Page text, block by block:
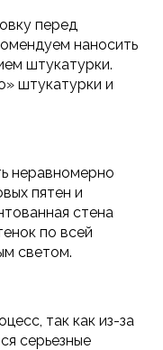
перед
наносить
штукатурки.
штукатурки и
неравномерно
пятен и
стена
по всей
светом.
так как из-за
серьезные